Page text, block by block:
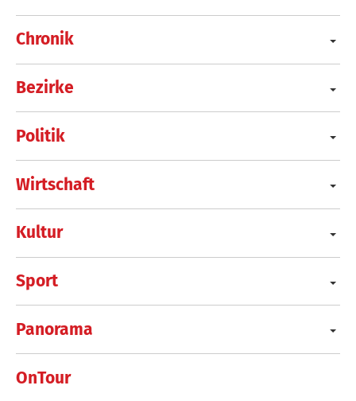
Chronik
Bezirke
Politik
Wirtschaft
Kultur
Sport
Panorama
OnTour